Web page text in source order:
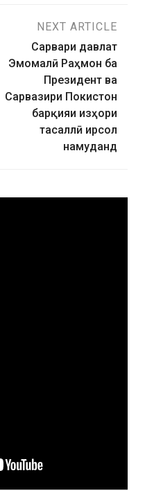
NEXT ARTICLE
Сарвари давлат
Эмомалӣ Раҳмон ба
Президент ва
Сарвазири Покистон
барқияи изҳори
тасаллӣ ирсол
намуданд